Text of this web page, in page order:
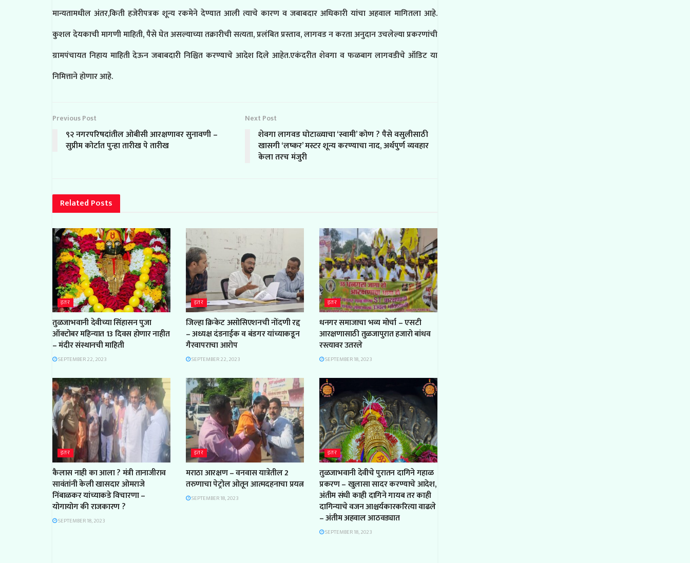
मान्यतामधील अंतर,किती हजेरीपत्रक शून्य रकमेने देण्यात आली त्याचे कारण व जबाबदार अधिकारी यांचा अहवाल मागितला आहे.
कुशल देयकाची मागणी माहिती, पैसे घेत असल्याच्या तक्रारीची सत्यता, प्रलंबित प्रस्ताव, लागवड न करता अनुदान उचलेल्या प्रकरणांची
ग्रामपंचायत निहाय माहिती देऊन जबाबदारी निश्चित करण्याचे आदेश दिले आहेत.एकंदरीत शेवगा व फळबाग लागवडीचे ऑडिट या
निमित्ताने होणार आहे.
Previous Post
९२ नगरपरिषदांतील ओबीसी आरक्षणावर सुनावणी –
सुप्रीम कोर्टात पुन्हा तारीख पे तारीख
Next Post
शेवगा लागवड घोटाळ्याचा ‘स्वामी’ कोण ? पैसे वसुलीसाठी
खासगी ‘लष्कर’ मस्टर शून्य करण्याचा नाद, अर्थपुर्ण व्यवहार
केला तरच मंजुरी
Related Posts
इतर
तुळजाभवानी देवीच्या सिंहासन पुजा
ऑक्टोबर महिन्यात 13 दिवस होणार नाहीत
– मंदीर संस्थानची माहिती
SEPTEMBER 22, 2023
इतर
जिल्हा क्रिकेट असोसिएशनची नोंदणी रद्द
– अध्यक्ष दंडनाईक व बंडगर यांच्याकडून
गैरवापराचा आरोप
SEPTEMBER 22, 2023
इतर
धनगर समाजाचा भव्य मोर्चा – एसटी
आरक्षणासाठी तुळजापुरात हजारो बांधव
रस्त्यावर उतरले
SEPTEMBER 18, 2023
इतर
कैलास नाही का आला ? मंत्री तानाजीराव
सावंतांनी केली खासदार ओमराजे
निंबाळकर यांच्याकडे विचारणा –
योगायोग की राजकारण ?
SEPTEMBER 18, 2023
इतर
मराठा आरक्षण – वनवास यात्रेतील 2
तरुणाचा पेट्रोल ओतून आत्मदहनाचा प्रयत्न
SEPTEMBER 18, 2023
इतर
तुळजाभवानी देवीचे पुरातन दागिने गहाळ
प्रकरण – खुलासा सादर करण्याचे आदेश,
अंतीम संधी काही दागिने गायब तर काही
दागिन्याचे वजन आश्चर्यकारकरित्या वाढले
– अंतीम अहवाल आठवड्यात
SEPTEMBER 18, 2023